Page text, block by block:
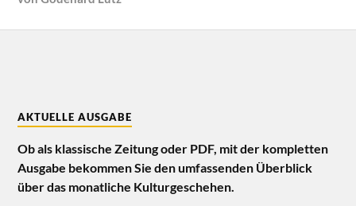
AKTUELLE AUSGABE
Ob als klassische Zeitung oder PDF, mit der kompletten
Ausgabe bekommen Sie den umfassenden Überblick
über das monatliche Kulturgeschehen.